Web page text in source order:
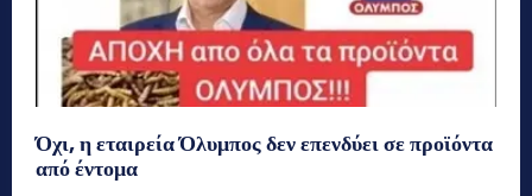
Όχι, η εταιρεία Όλυμπος δεν επενδύει σε προϊόντα
από έντομα